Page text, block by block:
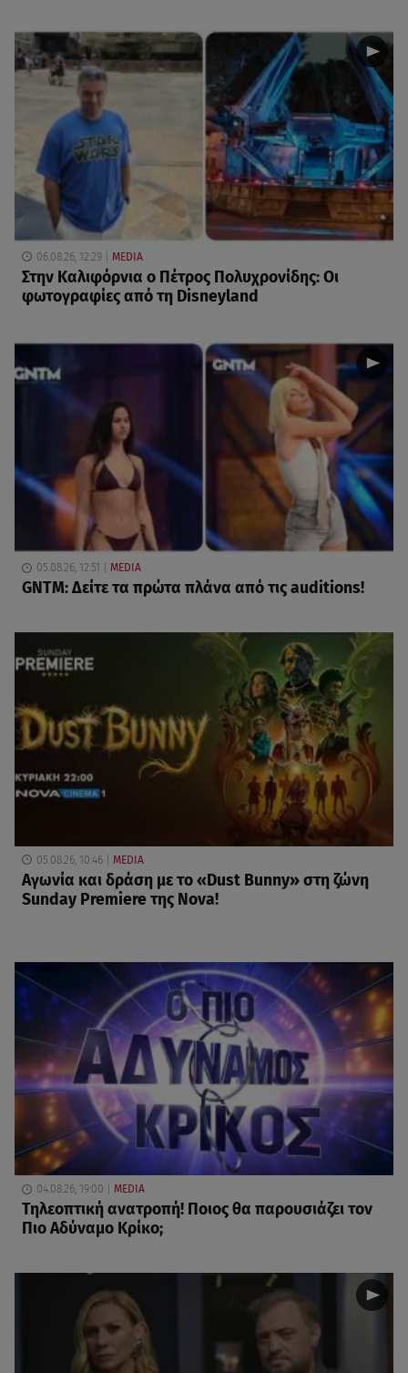
06.08.26, 12:29 MEDIA
Στην Καλιφόρνια ο Πέτρος Πολυχρονίδης: Οι
φωτογραφίες από τη Disneyland
05.08.26, 12:51 MEDIA
GNTM: Δείτε τα πρώτα πλάνα από τις auditions!
05.08.26, 10:46 MEDIA
Αγωνία και δράση με το «Dust Bunny» στη ζώνη
Sunday Premiere της Nova!
04.08.26, 19:00 MEDIA
Τηλεοπτική ανατροπή! Ποιος θα παρουσιάζει τον
Πιο Αδύναμο Κρίκο;